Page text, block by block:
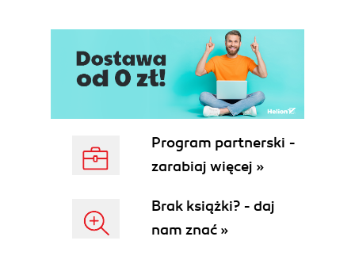
Program partnerski -
zarabiaj więcej »
Brak książki? - daj
nam znać »